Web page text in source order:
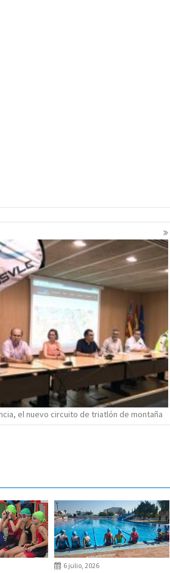
el nuevo circuito de triatlón de montaña
6 julio, 2026